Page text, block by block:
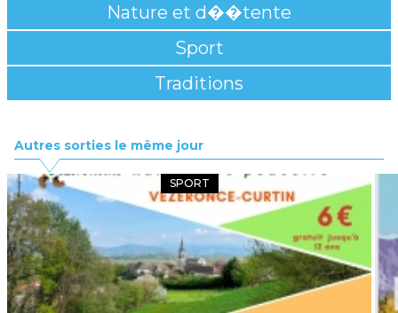
Nature et d��tente
Sport
Traditions
Autres sorties le même jour
SPORT